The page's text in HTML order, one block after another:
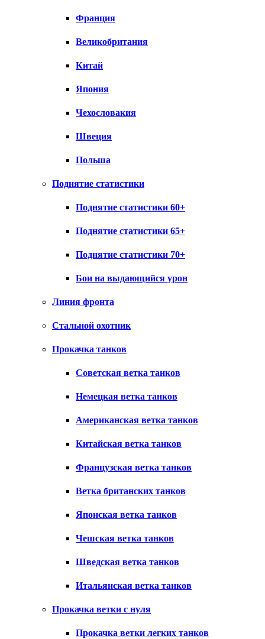
Франция
Великобритания
Китай
Япония
Чехословакия
Швеция
Польша
Поднятие статистики
Поднятие статистики 60+
Поднятие статистики 65+
Поднятие статистики 70+
Бои на выдающийся урон
Линия фронта
Стальной охотник
Прокачка танков
Советская ветка танков
Немецкая ветка танков
Американская ветка танков
Китайская ветка танков
Французская ветка танков
Ветка британских танков
Японская ветка танков
Чешская ветка танков
Шведская ветка танков
Итальянская ветка танков
Прокачка ветки с нуля
Прокачка ветки легких танков